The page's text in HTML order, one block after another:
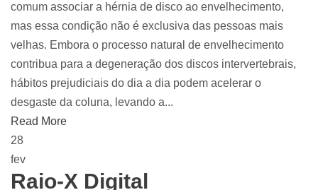
comum associar a hérnia de disco ao envelhecimento,
mas essa condição não é exclusiva das pessoas mais
velhas. Embora o processo natural de envelhecimento
contribua para a degeneração dos discos intervertebrais,
hábitos prejudiciais do dia a dia podem acelerar o
desgaste da coluna, levando a...
Read More
28
fev
Raio-X Digital